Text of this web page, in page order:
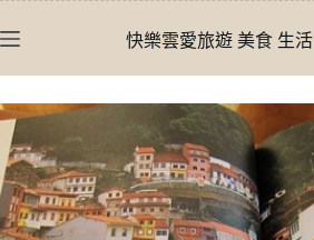
至
內
容
快樂雲愛旅遊 美食 生活